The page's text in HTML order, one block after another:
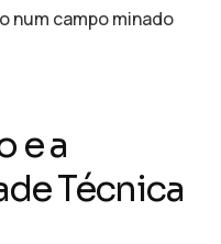
num campo minado
e a
Técnica